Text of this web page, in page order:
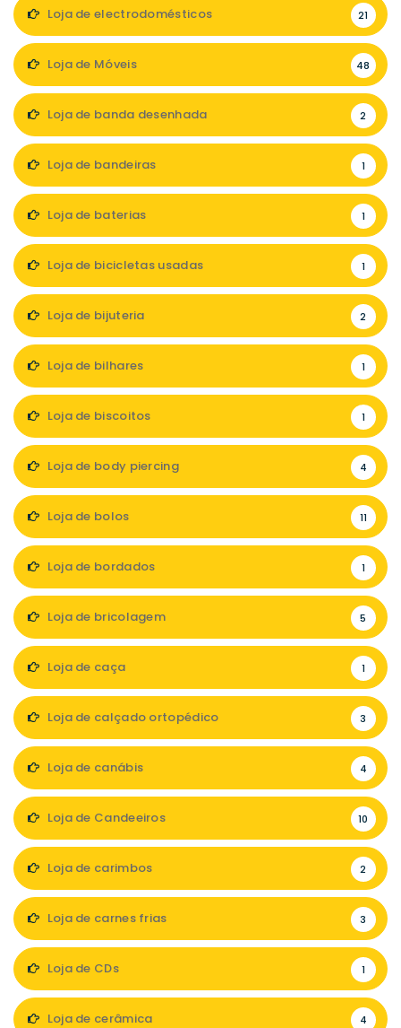
Loja de electrodomésticos 21
Loja de Móveis 48
Loja de banda desenhada 2
Loja de bandeiras 1
Loja de baterias 1
Loja de bicicletas usadas 1
Loja de bijuteria 2
Loja de bilhares 1
Loja de biscoitos 1
Loja de body piercing 4
Loja de bolos 11
Loja de bordados 1
Loja de bricolagem 5
Loja de caça 1
Loja de calçado ortopédico 3
Loja de canábis 4
Loja de Candeeiros 10
Loja de carimbos 2
Loja de carnes frias 3
Loja de CDs 1
Loja de cerâmica 4